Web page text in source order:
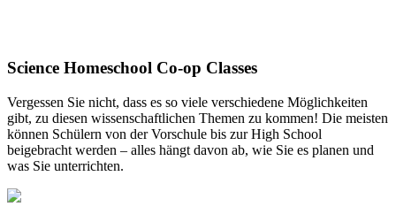
Science Homeschool Co-op Classes
Vergessen Sie nicht, dass es so viele verschiedene Möglichkeiten
gibt, zu diesen wissenschaftlichen Themen zu kommen! Die meisten
können Schülern von der Vorschule bis zur High School
beigebracht werden – alles hängt davon ab, wie Sie es planen und
was Sie unterrichten.